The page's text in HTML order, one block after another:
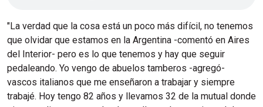
"La verdad que la cosa está un poco más difícil, no tenemos
que olvidar que estamos en la Argentina -comentó en Aires
del Interior- pero es lo que tenemos y hay que seguir
pedaleando. Yo vengo de abuelos tamberos -agregó-
vascos italianos que me enseñaron a trabajar y siempre
trabajé. Hoy tengo 82 años y llevamos 32 de la mutual donde